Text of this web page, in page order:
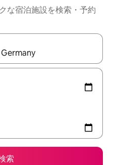
な宿泊施設を検索・予約
の矢印キーを使って移動するか
索